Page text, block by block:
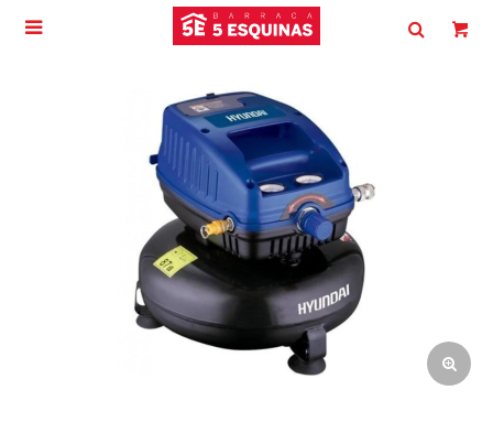
